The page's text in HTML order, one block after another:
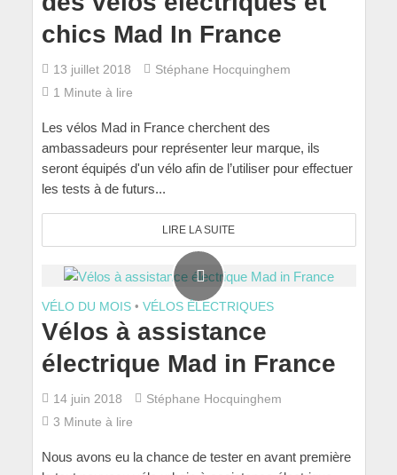
chics Mad In France
13 juillet 2018
Stéphane Hocquinghem
1 Minute à lire
Les vélos Mad in France cherchent des
ambassadeurs pour représenter leur marque, ils
seront équipés d'un vélo afin de l’utiliser pour effectuer
les tests à de futurs...
LIRE LA SUITE
VÉLO DU MOIS • VÉLOS ÉLECTRIQUES
Vélos à assistance
électrique Mad in France
14 juin 2018
Stéphane Hocquinghem
3 Minute à lire
Nous avons eu la chance de tester en avant première